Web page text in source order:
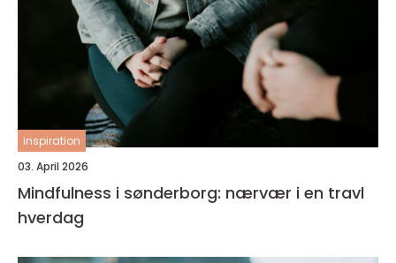
inspiration
03. April 2026
Mindfulness i sønderborg: nærvær i en travl
hverdag